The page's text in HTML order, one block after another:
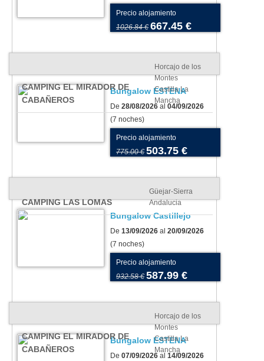
Precio alojamiento
1026.84 € 667.45 €
CAMPING EL MIRADOR DE
CABAÑEROS
Horcajo de los
Montes
Castilla La
Mancha
Bungalow ESTENA
De 28/08/2026 al 04/09/2026
(7 noches)
Precio alojamiento
775.00 € 503.75 €
CAMPING LAS LOMAS
Güejar-Sierra
Andalucia
Bungalow Castillejo
De 13/09/2026 al 20/09/2026
(7 noches)
Precio alojamiento
932.58 € 587.99 €
CAMPING EL MIRADOR DE
CABAÑEROS
Horcajo de los
Montes
Castilla La
Mancha
Bungalow ESTENA
De 07/09/2026 al 14/09/2026